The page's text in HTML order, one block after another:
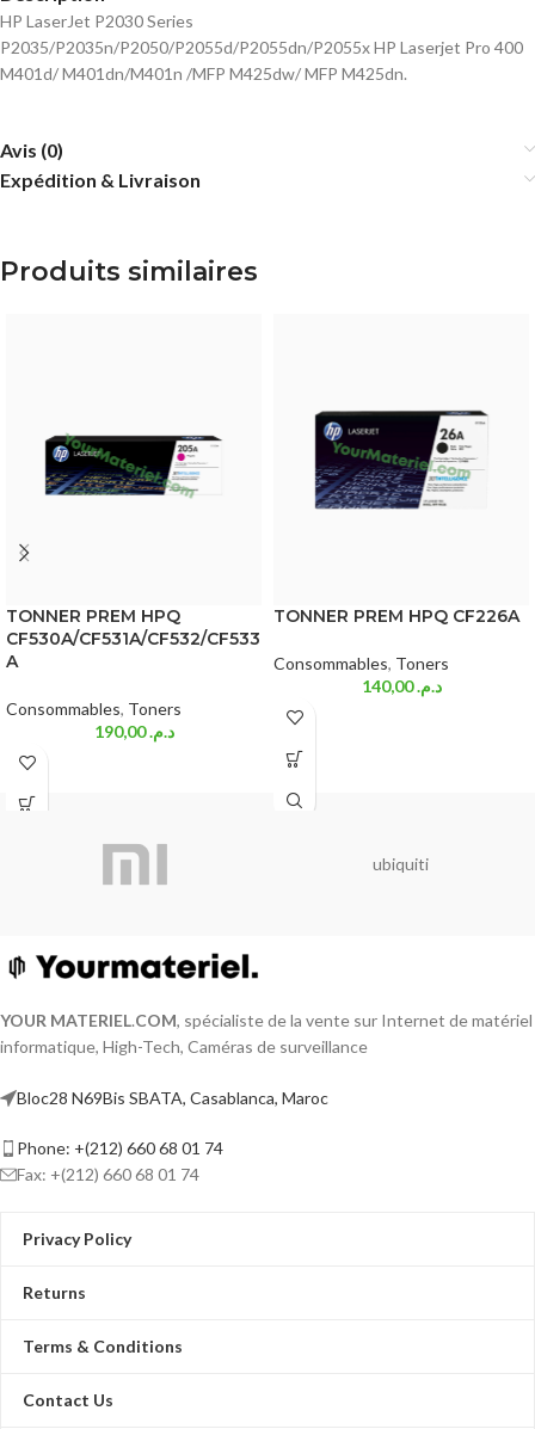
HP LaserJet P2030 Series
P2035/P2035n/P2050/P2055d/P2055dn/P2055x HP Laserjet Pro 400
M401d/ M401dn/M401n /MFP M425dw/ MFP M425dn.
Avis (0)
Expédition & Livraison
Produits similaires
TONNER PREM HPQ
CF530A/CF531A/CF532/CF533
A
Consommables, Toners
د.م.190,00
TONNER PREM HPQ CF226A
Consommables, Toners
د.م.140,00
ubiquiti
YOUR MATERIEL.COM, spécialiste de la vente sur Internet de matériel
informatique, High-Tech, Caméras de surveillance
Bloc28 N69Bis SBATA, Casablanca, Maroc
Phone: +(212) 660 68 01 74
Fax: +(212) 660 68 01 74
Privacy Policy
Returns
Terms & Conditions
Contact Us